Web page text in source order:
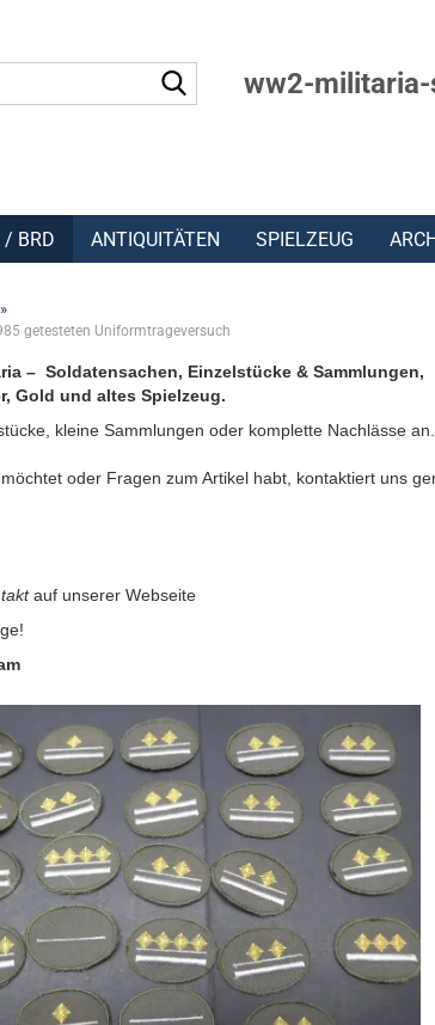
ww2-
/ BRD ANTIQUITÄTEN SPIELZEUG
»
getesteten Uniformtrageversuch
– Soldatensachen, Einzelstücke & Sammlungen,
Gold und altes Spielzeug.
kleine Sammlungen oder komplette Nachlässe an.
oder Fragen zum Artikel habt, kontaktiert uns
auf unserer Webseite